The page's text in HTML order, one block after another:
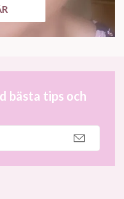
bästa tips och